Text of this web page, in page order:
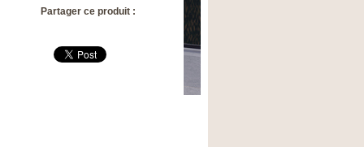
Partager ce produit :